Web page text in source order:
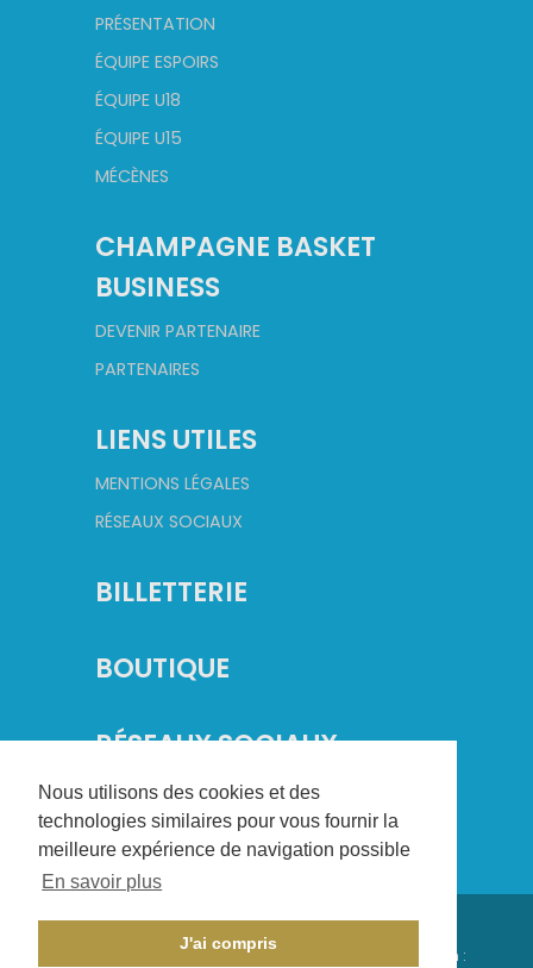
Nous utilisons des cookies et des
technologies similaires pour vous fournir la
meilleure expérience de navigation possible
En savoir plus
J'ai compris
PRÉSENTATION
ÉQUIPE ESPOIRS
ÉQUIPE U18
ÉQUIPE U15
MÉCÈNES
CHAMPAGNE BASKET
BUSINESS
DEVENIR PARTENAIRE
PARTENAIRES
LIENS UTILES
MENTIONS LÉGALES
RÉSEAUX SOCIAUX
BILLETTERIE
BOUTIQUE
RÉSEAUX SOCIAUX
CHAMPAGNE CRÉATION
- Réalisation :